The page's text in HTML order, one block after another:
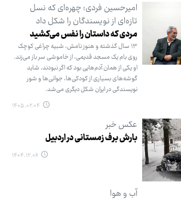
امیرحسین فردی؛ چهره‌ای که نسل
تازه‌ای از نویسندگان را شکل داد
مردی که داستان را نفس می‌کشید
۱۳ سال گذشته و هنوز نامش، شبیه چراغی کوچک
روی بام یک مسجد قدیمی، از خاموشی سر باز می‌زند.
او یکی از همان آدم‌هایی بود که اگر نبودند، شاید
گوشه‌های بسیاری از کودکی‌ها، جوانی‌ها و شور
نویسندگی در ایران شکل دیگری می‌شد.
۱۴۰۵.۰۲.۰۴
عکس خبر
بارش برف زمستانی در اردبیل
۱۴۰۴.۱۲.۰۶
آب و هوا